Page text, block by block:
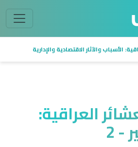
الأسباب والآثار الاقتصادية والإدارية
العراقية:
- 2